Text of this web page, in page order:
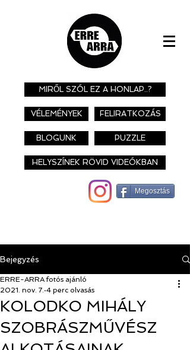
MIRŐL SZÓL EZ A HONLAP..?
VÉLEMÉNYEK FELIRATKOZÁS
BLOGUNK PUZZLE
HELYSZÍNEK RÖVID VIDEÓKBAN
Megosztás
Bejegyzés
KOLODKO MIHÁLY
SZOBRÁSZMŰVÉSZ
ERRE-ARRA fotós ajánló
2021. nov. 7. 4 perc olvasás